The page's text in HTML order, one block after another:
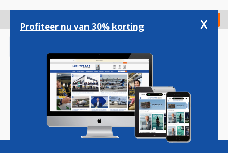
gaan
Check in
Magazine Podcasts Vacatures
Profiteer nu van 30% korting x